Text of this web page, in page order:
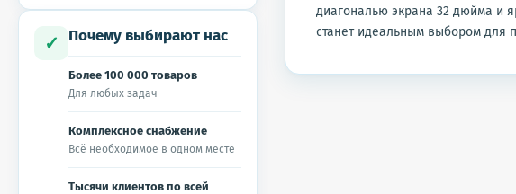
диагональю экрана 32 дюйма и
станет идеальным выбором для
✓ Почему выбирают нас
Более 100 000 товаров
Для любых задач
Комплексное снабжение
Всё необходимое в одном месте
Тысячи клиентов по всей